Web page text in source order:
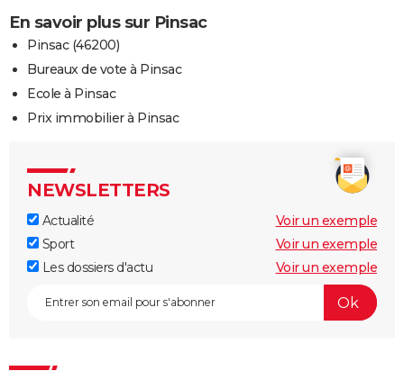
En savoir plus sur Pinsac
Pinsac (46200)
Bureaux de vote à Pinsac
Ecole à Pinsac
Prix immobilier à Pinsac
NEWSLETTERS
Actualité
Voir un exemple
Sport
Voir un exemple
Les dossiers d'actu
Voir un exemple